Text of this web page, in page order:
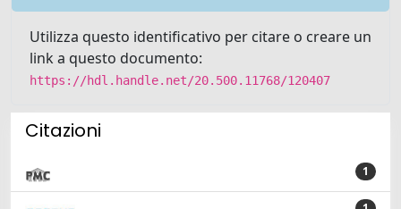
Utilizza questo identificativo per citare o creare un
link a questo documento:
https://hdl.handle.net/20.500.11768/120407
Citazioni
1